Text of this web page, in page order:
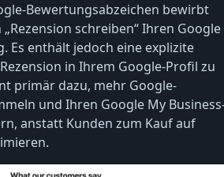
Bewertungsabzeichen bewirbt
schreiben“ Ihren Google
Es enthält jedoch eine explizite
in Ihrem Google-Profil zu
primär dazu, mehr Google-
und Ihren Google My
anstatt Kunden zum Kauf auf